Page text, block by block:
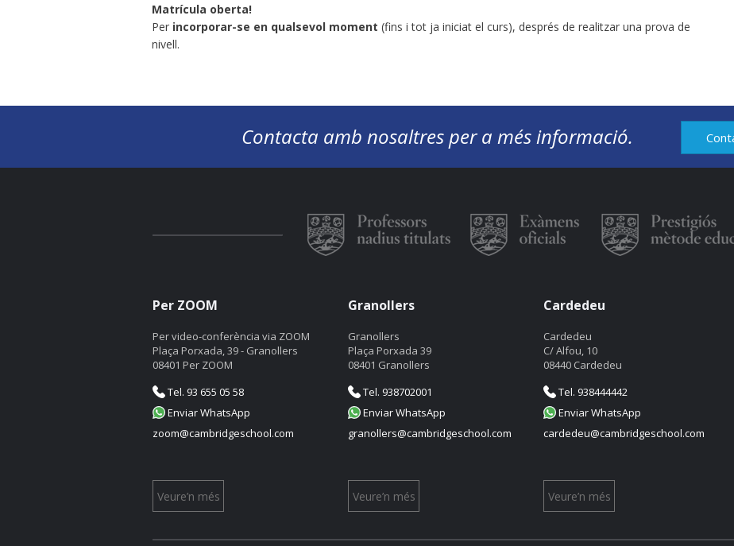
Matrícula oberta!
Per incorporar-se en qualsevol moment (fins i tot ja iniciat el curs), després de realitzar una prova de
nivell.
Contacta amb nosaltres per a més informació.
Per ZOOM
Per video-conferència via ZOOM
Plaça Porxada, 39 - Granollers
08401 Per ZOOM
Tel. 93 655 05 58
Enviar WhatsApp
zoom@cambridgeschool.com
Veure’n més
Granollers
Granollers
Plaça Porxada 39
08401 Granollers
Tel. 938702001
Enviar WhatsApp
granollers@cambridgeschool.com
Veure’n més
Cardedeu
Cardedeu
C/ Alfou, 10
08440 Cardedeu
Tel. 938444442
Enviar WhatsApp
cardedeu@cambridgeschool.com
Veure’n més